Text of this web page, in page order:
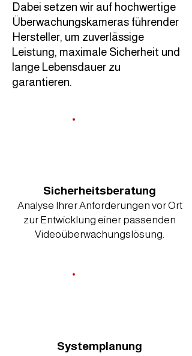
Dabei setzen wir auf hochwertige
Überwachungskameras führender
Hersteller, um zuverlässige
Leistung, maximale Sicherheit und
lange Lebensdauer zu
garantieren.
Sicherheitsberatung
Analyse Ihrer Anforderungen vor Ort
zur Entwicklung einer passenden
Videoüberwachungslösung.
Systemplanung